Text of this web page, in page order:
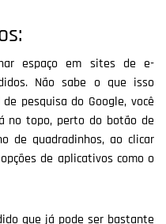
espaço em sites de e-
Não sabe o que isso
pesquisa do Google, você
no topo, perto do botão de
de quadradinhos, ao clicar
de aplicativos como o
que já pode ser bastante